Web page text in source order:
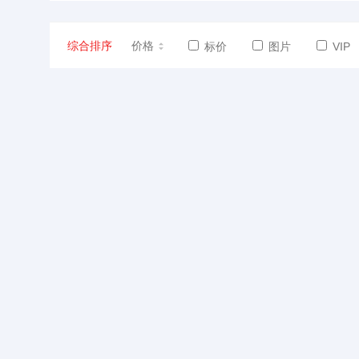
综合排序 价格 标价 图片 VIP